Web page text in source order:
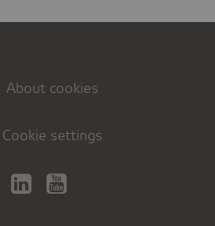
About cookies
Cookie settings